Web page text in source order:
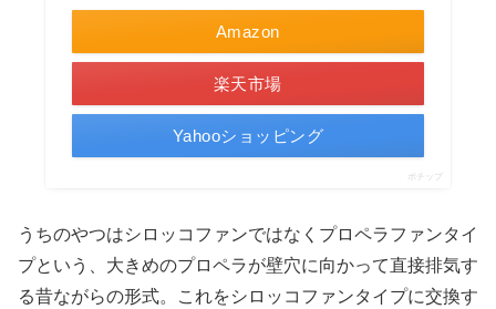
Amazon
楽天市場
Yahooショッピング
ポチップ
うちのやつはシロッコファンではなくプロペラファンタイ
プという、大きめのプロペラが壁穴に向かって直接排気す
る昔ながらの形式。これをシロッコファンタイプに交換す